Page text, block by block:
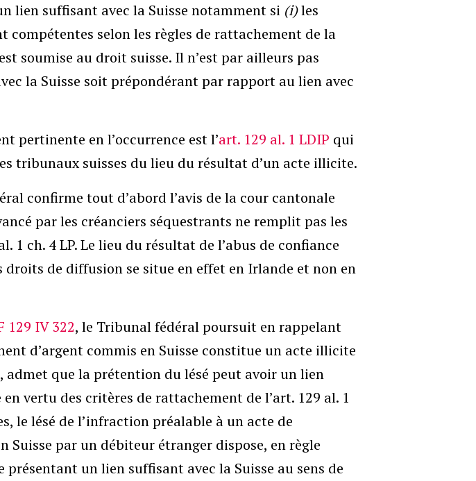
lien suffisant avec la Suisse notamment si (i)les
compétentes selon les règles de rattachement de la
soumise au droit suisse. Il n’est par ailleurs pas
la Suisse soit prépondérant par rapport au lien avec
pertinente en l’occurrence est l’art. 129 al. 1 LDIP qui
tribunaux suisses du lieu du résultat d’un acte illicite.
confirme tout d’abord l’avis de la cour cantonale
par les créanciers séquestrants ne remplit pas les
1 ch. 4 LP. Le lieu du résultat de l’abus de confiance
de diffusion se situe en effet en Irlande et non en
129 IV 322, le Tribunal fédéral poursuit en rappelant
d’argent commis en Suisse constitue un acte illicite
admet que la prétention du lésé peut avoir un lien
vertu des critères de rattachement de l’art. 129 al. 1
le lésé de l’infraction préalable à un acte de
Suisse par un débiteur étranger dispose, en règle
présentant un lien suffisant avec la Suisse au sens de